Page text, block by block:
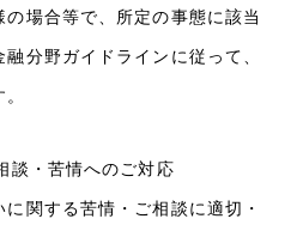
場合等で、所定の事態に該当
分野ガイドラインに従って、
談・苦情へのご対応
関する苦情・ご相談に適切・